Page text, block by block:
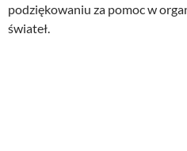
podziękowaniu za pomoc w
świateł.